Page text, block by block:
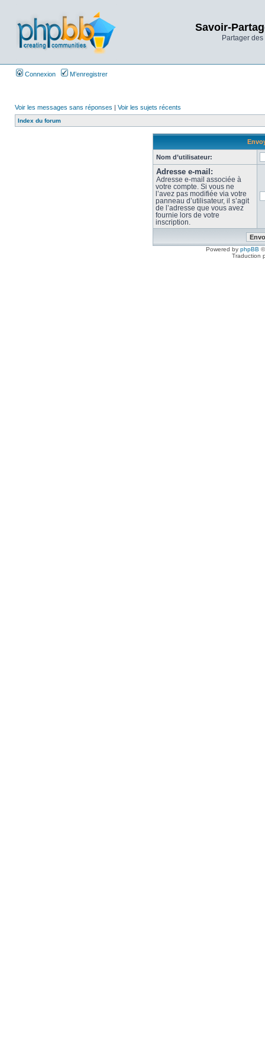
Savoir-
Partager
Connexion M’enregistrer
Voir les messages sans réponses | Voir les sujets récents
Index du forum
Nom d’utilisateur:
Adresse e-mail:
Adresse e-mail associée à
votre compte. Si vous ne
l’avez pas modifiée via votre
panneau d’utilisateur, il s’agit
de l’adresse que vous avez
fournie lors de votre
inscription.
Powered by phpBB
Traduction